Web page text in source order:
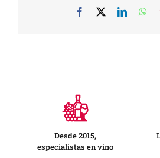
Facebook LinkedIn
Desde 2015,
especialistas en vino